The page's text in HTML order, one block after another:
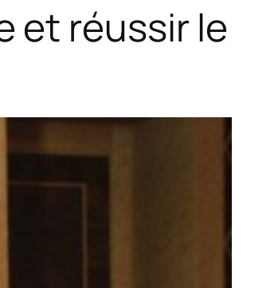
et réussir le